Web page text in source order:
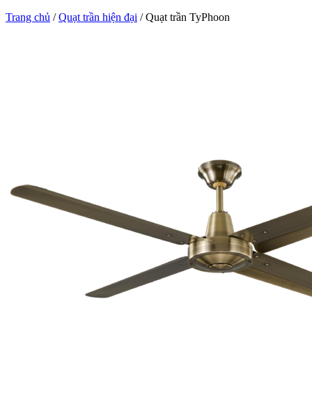
Trang chủ /Quạt trần hiện đại /Quạt trần TyPhoon